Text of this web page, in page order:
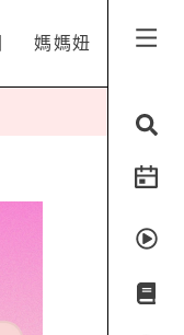
媽媽妞